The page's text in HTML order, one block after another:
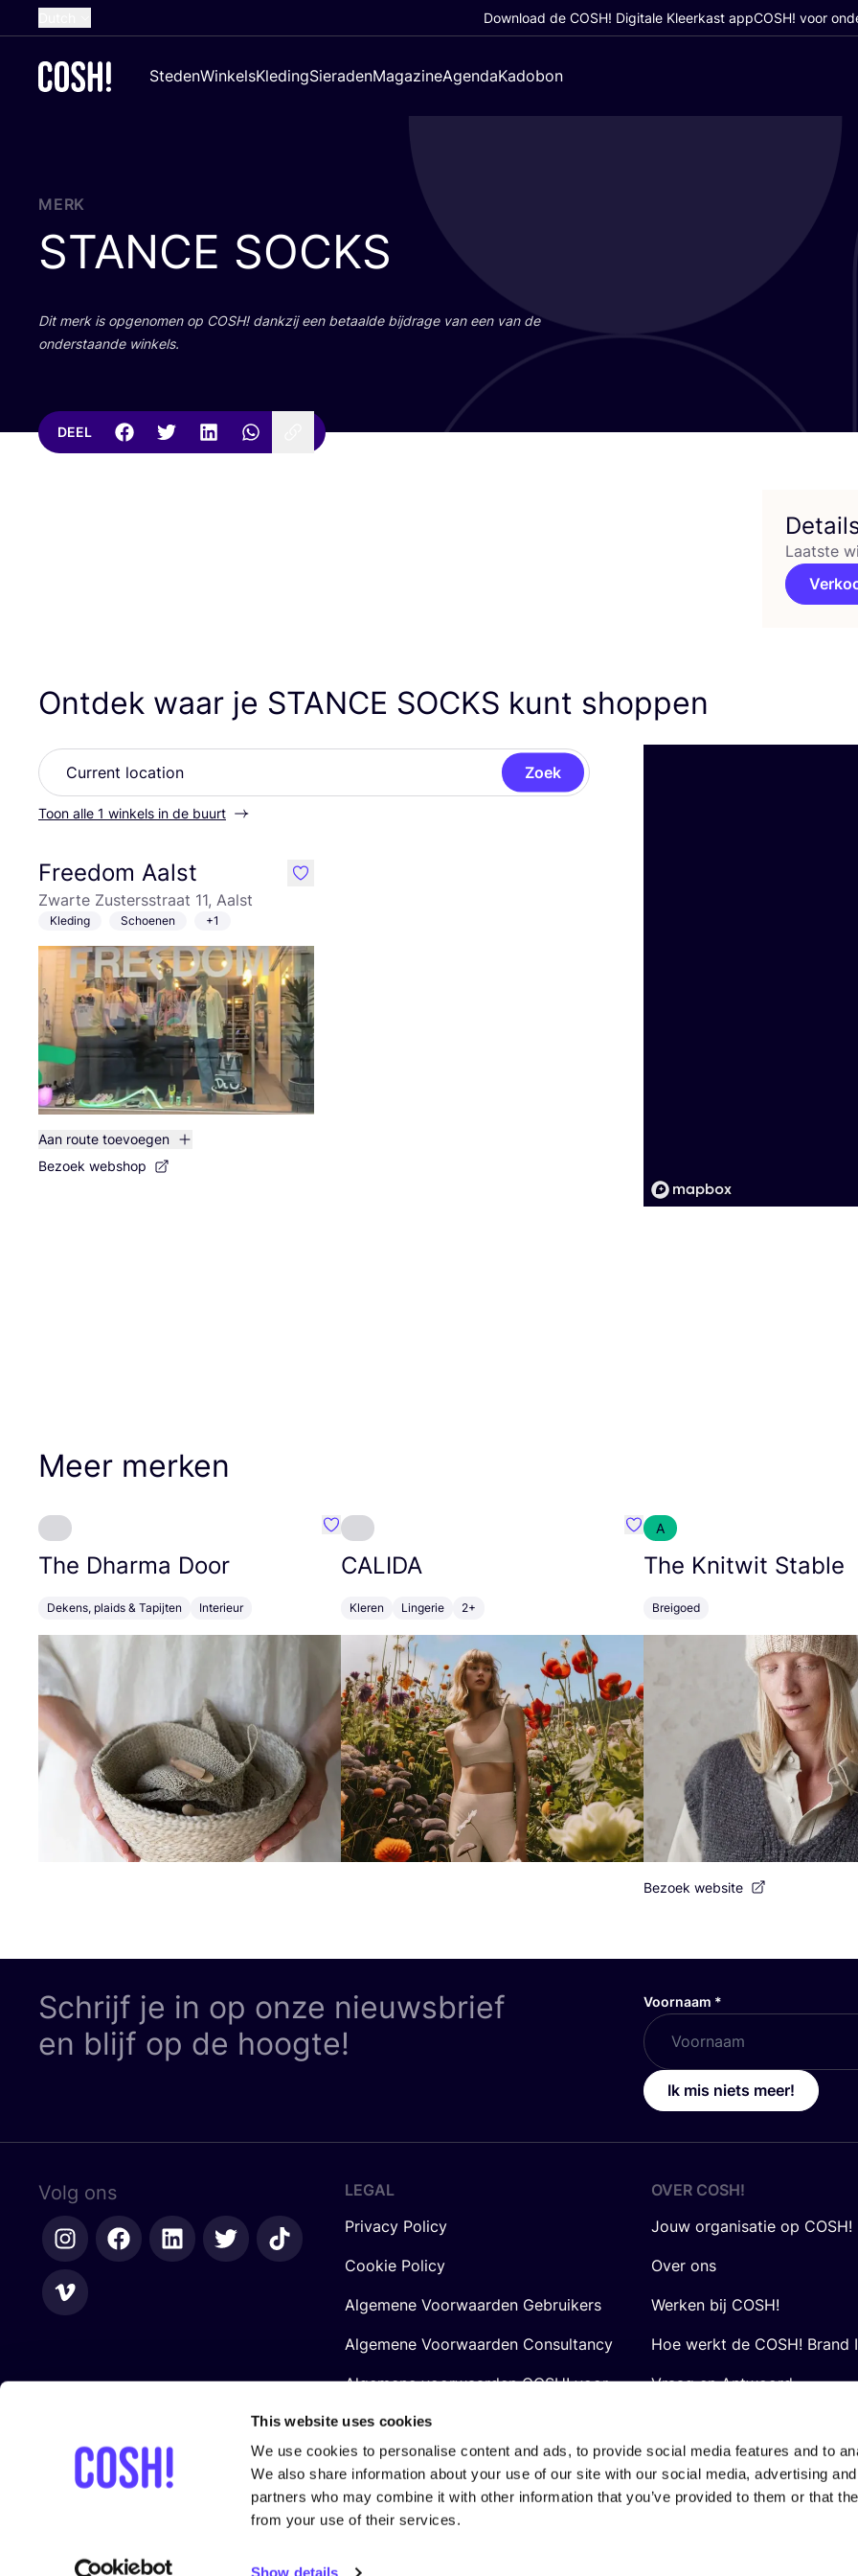
This website uses cookies
We use cookies to personalise content and ads, to provide social media features and to
We also share information about your use of our site with our social media, advertising
partners who may combine it with other information that you’ve provided to them or that
from your use of their services.
Show details
French
Croatian
Download de COSH! Digitale Kleerkast appCOSH! voor
StedenWinkelsKledingSieradenMagazineAgendaKadobon
MERK
STANCE SOCKS
Dit merk is opge­no­men op COSH! dank­zij een betaal­de bij­dra­ge van een van de
onder­staan­de winkels.
DEEL
Laatste
Ontdek waar je STANCE SOCKS kunt shoppen
Zoek
Toon alle 1 winkels in de buurt
Freedom Aalst
Zwarte Zustersstraat 11, Aalst
Kleding Schoenen +1
Aan route toevoegen
Bezoek webshop
like
Meer merken
The Dharma Door
Dekens, plaids & Tapijten Interieur
Favoriete {naam}
CALIDA
Kleren Lingerie 2+
Favoriete {naam}
A
The Knitwit Stable
Breigoed
Bezoek website
Schrijf je in op onze nieuwsbrief
en blijf op de hoogte!
Voornaam *
Ik mis niets meer!
Volg ons
LEGAL
Privacy Policy
Cookie Policy
Algemene Voorwaarden Gebruikers
Algemene Voorwaarden Consultancy
Algemene voorwaarden COSH! voor
OVER COSH!
Jouw organisatie op COSH!
Over ons
Werken bij COSH!
Hoe werkt de COSH! Brand
Vraag en Antwoord